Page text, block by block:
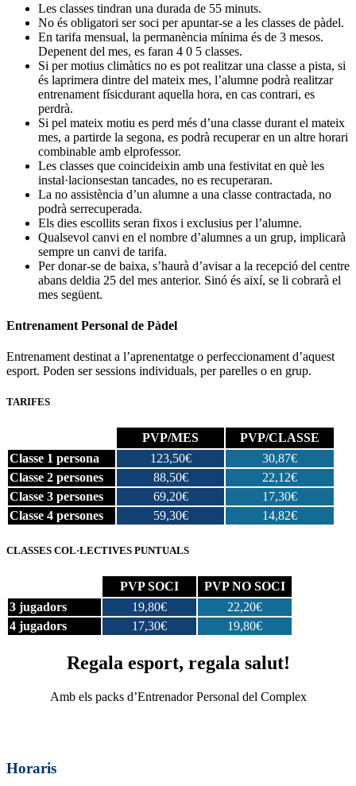
Les classes tindran una durada de 55 minuts.
No és obligatori ser soci per apuntar-se a les classes de pàdel.
En tarifa mensual, la permanència mínima és de 3 mesos.
Depenent del mes, es faran 4 0 5 classes.
Si per motius climàtics no es pot realitzar una classe a pista, si
és laprimera dintre del mateix mes, l’alumne podrà realitzar
entrenament físicdurant aquella hora, en cas contrari, es
perdrà.
Si pel mateix motiu es perd més d’una classe durant el mateix
mes, a partirde la segona, es podrà recuperar en un altre horari
combinable amb elprofessor.
Les classes que coincideixin amb una festivitat en què les
instal·lacionsestan tancades, no es recuperaran.
La no assistència d’un alumne a una classe contractada, no
podrà serrecuperada.
Els dies escollits seran fixos i exclusius per l’alumne.
Qualsevol canvi en el nombre d’alumnes a un grup, implicarà
sempre un canvi de tarifa.
Per donar-se de baixa, s’haurà d’avisar a la recepció del centre
abans deldia 25 del mes anterior. Sinó és així, se li cobrarà el
mes següent.
Entrenament Personal de Pàdel
Entrenament destinat a l’aprenentatge o perfeccionament d’aquest
esport. Poden ser sessions individuals, per parelles o en grup.
TARIFES
PVP/MES
PVP/CLASSE
Classe 1 persona
123,50€
30,87€
Classe 2 persones
88,50€
22,12€
Classe 3 persones
69,20€
17,30€
Classe 4 persones
59,30€ 14,82€
CLASSES COL·LECTIVES PUNTUALS
PVP SOCI
PVP NO SOCI
3 jugadors
19,80€
22,20€
4 jugadors
17,30€ 19,80€
Regala esport, regala salut!
Amb els packs d’Entrenador Personal del Complex
Horaris